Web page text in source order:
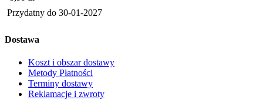
Przydatny do 30-01-2027
Dostawa
Koszt i obszar dostawy
Metody Płatności
Terminy dostawy
Reklamacje i zwroty